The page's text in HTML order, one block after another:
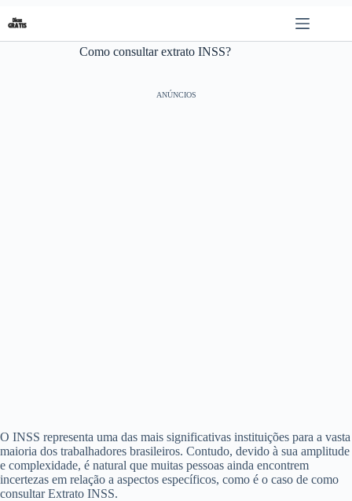
para
o
Como consultar extrato INSS?
ANÚNCIOS
O INSS representa uma das mais significativas instituições para a vasta
maioria dos trabalhadores brasileiros. Contudo, devido à sua amplitude
e complexidade, é natural que muitas pessoas ainda encontrem
incertezas em relação a aspectos específicos, como é o caso de como
consultar Extrato INSS.